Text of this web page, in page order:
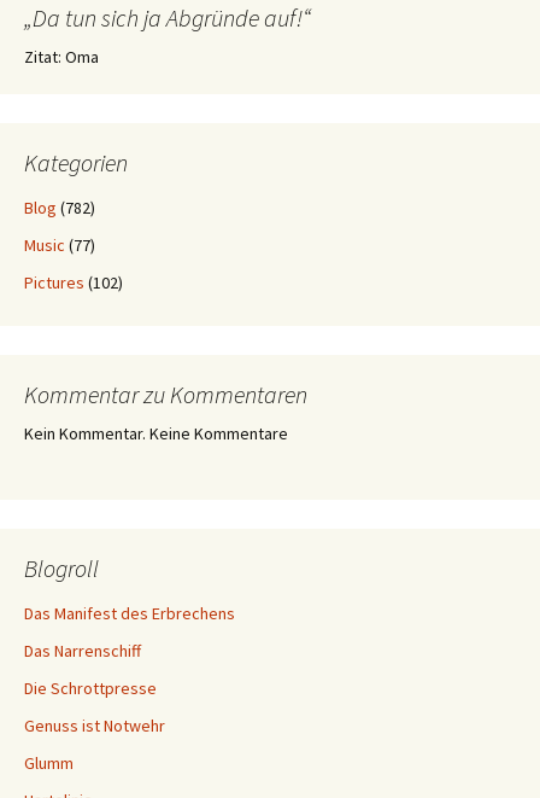
„Da tun sich ja Abgründe auf!“
Zitat: Oma
Kategorien
Blog (782)
Music (77)
Pictures (102)
Kommentar zu Kommentaren
Kein Kommentar. Keine Kommentare
Blogroll
Das Manifest des Erbrechens
Das Narrenschiff
Die Schrottpresse
Genuss ist Notwehr
Glumm